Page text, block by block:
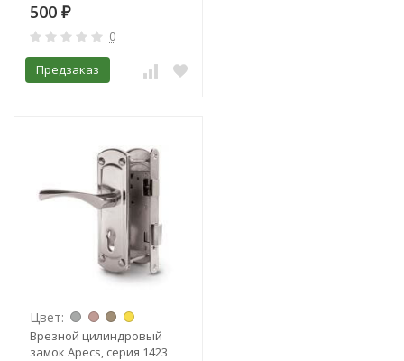
500 ₽
0
Предзаказ
Цвет:
Врезной цилиндровый
замок Apecs, серия 1423